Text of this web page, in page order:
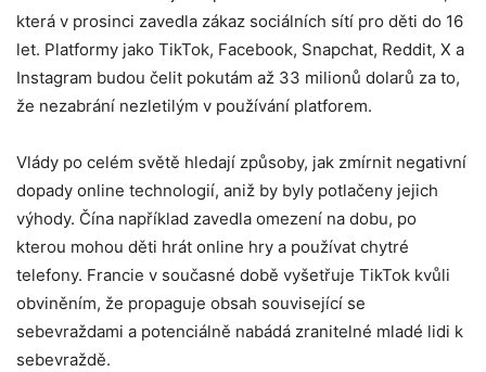
která v prosinci zavedla zákaz sociálních sítí pro děti do 16
let. Platformy jako TikTok, Facebook, Snapchat, Reddit, X a
Instagram budou čelit pokutám až 33 milionů dolarů za to,
že nezabrání nezletilým v používání platforem.
Vlády po celém světě hledají způsoby, jak zmírnit negativní
dopady online technologií, aniž by byly potlačeny jejich
výhody. Čína například zavedla omezení na dobu, po
kterou mohou děti hrát online hry a používat chytré
telefony. Francie v současné době vyšetřuje TikTok kvůli
obviněním, že propaguje obsah související se
sebevraždami a potenciálně nabádá zranitelné mladé lidi k
sebevraždě.